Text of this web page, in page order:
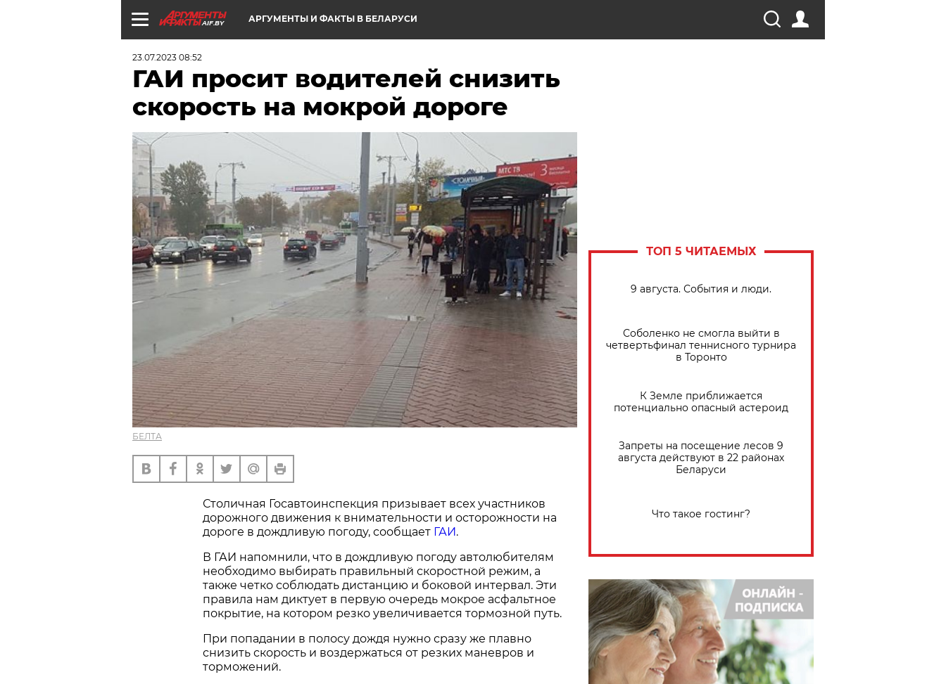
AIF.BY АРГУМЕНТЫ И ФАКТЫ В БЕЛАРУСИ
23.07.2023 08:52
ГАИ просит водителей снизить
скорость на мокрой дороге
БЕЛТА
Столичная Госавтоинспекция призывает всех участников
дорожного движения к внимательности и осторожности на
дороге в дождливую погоду, сообщает ГАИ.
В ГАИ напомнили, что в дождливую погоду автолюбителям
необходимо выбирать правильный скоростной режим, а
также четко соблюдать дистанцию и боковой интервал. Эти
правила нам диктует в первую очередь мокрое асфальтное
покрытие, на котором резко увеличивается тормозной путь.
При попадании в полосу дождя нужно сразу же плавно
снизить скорость и воздержаться от резких маневров и
торможений.
ТОП 5 ЧИТАЕМЫХ
9 августа. События и люди.
Соболенко не смогла выйти в
четвертьфинал теннисного турнира
в Торонто
К Земле приближается
потенциально опасный астероид
Запреты на посещение лесов 9
августа действуют в 22 районах
Беларуси
Что такое гостинг?